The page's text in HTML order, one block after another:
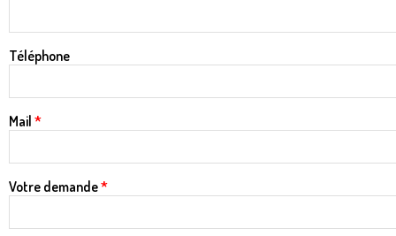
Téléphone
Mail *
Votre demande*